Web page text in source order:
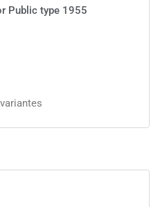
Public type 1955